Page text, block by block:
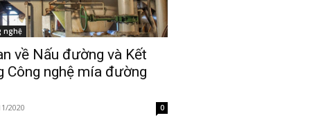
nghệ
về Nấu đường và Kết
Công nghệ mía đường
2020 0